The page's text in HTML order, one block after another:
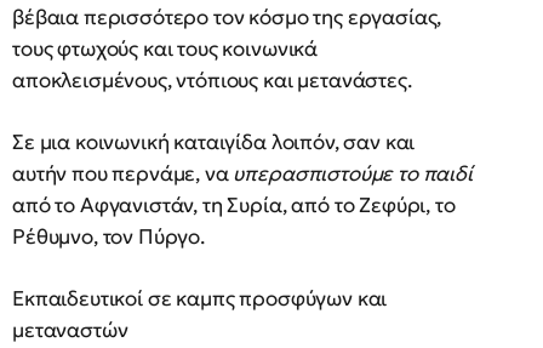
βέβαια περισσότερο τον κόσμο της εργασίας,
τους φτωχούς και τους κοινωνικά
αποκλεισμένους, ντόπιους και μετανάστες.
Σε μια κοινωνική καταιγίδα λοιπόν, σαν και
αυτήν που περνάμε, ναυπερασπιστούμε το παιδί
από το Αφγανιστάν, τη Συρία, από το Ζεφύρι, το
Ρέθυμνο, τον Πύργο.
Εκπαιδευτικοί σε καμπς προσφύγων και
μεταναστών